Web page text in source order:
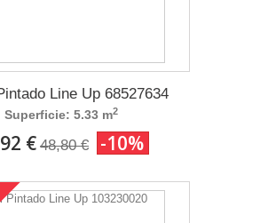
Line Up 68527634
Superficie: 5.33 m2
€ 48,80 € -10%